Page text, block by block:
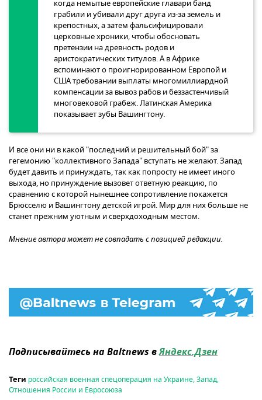
когда немытые европейские главари банд
грабили и убивали друг друга из-за земель и
крепостных, а затем фальсифицировали
церковные хроники, чтобы обосновать
претензии на древность родов и
аристократических титулов. А в Африке
вспоминают о проигнорированном Европой и
США требовании выплаты многомиллиардной
компенсации за вывоз рабов и беззастенчивый
многовековой грабеж. Латинская Америка
показывает зубы Вашингтону.
И все они ни в какой "последний и решительный бой" за
гегемонию "коллективного Запада" вступать не желают. Запад
будет давить и принуждать, так как попросту не имеет иного
выхода, но принуждение вызовет ответную реакцию, по
сравнению с которой нынешнее сопротивление покажется
Брюсселю и Вашингтону детской игрой. Мир для них больше не
станет прежним уютным и сверхдоходным местом.
Мнение автора может не совпадать с позицией редакции.
Подписывайтесь на Baltnews вЯндекс.Дзен
Теги российская военная спецоперация на Украине,Запад,
Отношения России и Евросоюза